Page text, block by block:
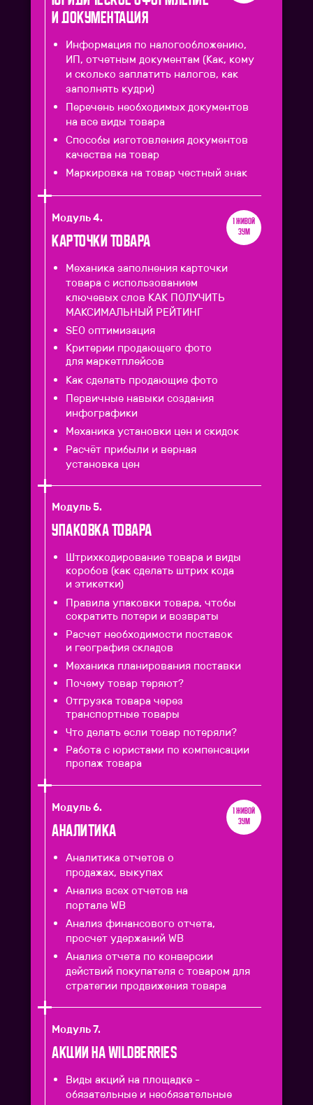
1 живой
зум
1 живой
зум
и документация
Информация по налогообложению,
ИП, отчетным документам (Как, кому
и сколько заплатить налогов, как
заполнять кудри)
Перечень необходимых документов
на все виды товара
Способы изготовления документов
качества на товар
Маркировка на товар честный знак
Модуль 4.
Карточки товара
Механика заполнения карточки
товара с использованием
ключевых слов КАК ПОЛУЧИТЬ
МАКСИМАЛЬНЫЙ РЕЙТИНГ
SEO оптимизация
Критерии продающего фото
для маркетплейсов
Как сделать продающие фото
Первичные навыки создания
инфографики
Механика установки цен и скидок
Модуль 5.
Упаковка товара
Расчет необходимости поставок
и география складов
Штрихкодирование товара и виды
коробов (как сделать штрих кода
и этикетки)
Механика планирования поставки
Правила упаковки товара, чтобы
сократить потери и возвраты
Анализ финансового отчета,
просчет удержаний WB
Аналитика отчетов о
продажах, выкупах
Модуль 6.
Аналитика
Анализ всех отчетов на
портале WB
Модуль 7.
Акции на Wildberries
Виды акций на площадке -
обязательные и необязательные
Расчёт прибыли и верная
установка цен
Отгрузка товара через
транспортные товары
Почему товар теряют?
Что делать если товар потеряли?
Работа с юристами по компенсации
пропаж товара
Анализ отчета по конверсии
действий покупателя с товаром для
стратегии продвижения товара